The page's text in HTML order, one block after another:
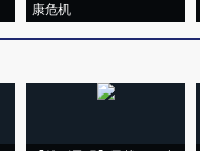
康危机